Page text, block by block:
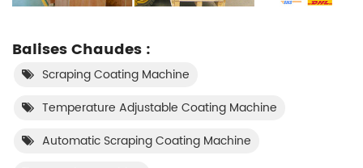
Balises Chaudes :
Scraping Coating Machine
Temperature Adjustable Coating Machine
Automatic Scraping Coating Machine